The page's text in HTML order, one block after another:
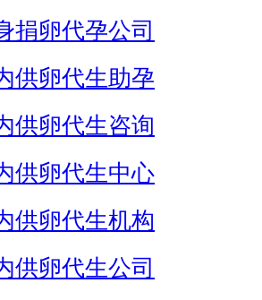
捐卵代孕公司
供卵代生助孕
供卵代生咨询
供卵代生中心
供卵代生机构
供卵代生公司